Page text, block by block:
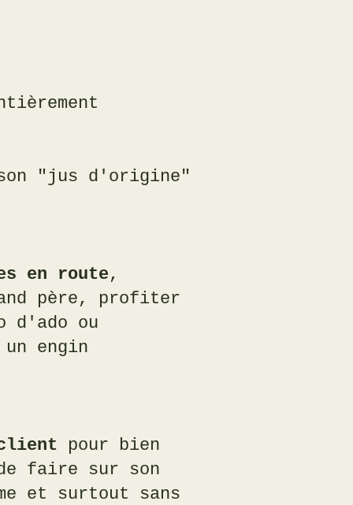
son "jus d'origine"
en route,
père, profiter
d'ado ou
engin
pour bien
faire sur son
et surtout sans